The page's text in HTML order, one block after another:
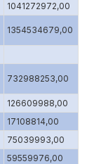
1041272972,00
1354534679,00
732988253,00
126609988,00
17108814,00
75039993,00
59559976,00